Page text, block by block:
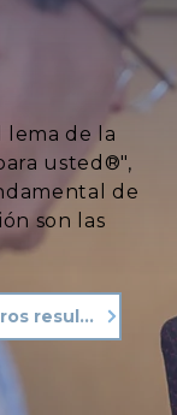
lema de la
usted®",
de
son las
Vea nuestros resultados